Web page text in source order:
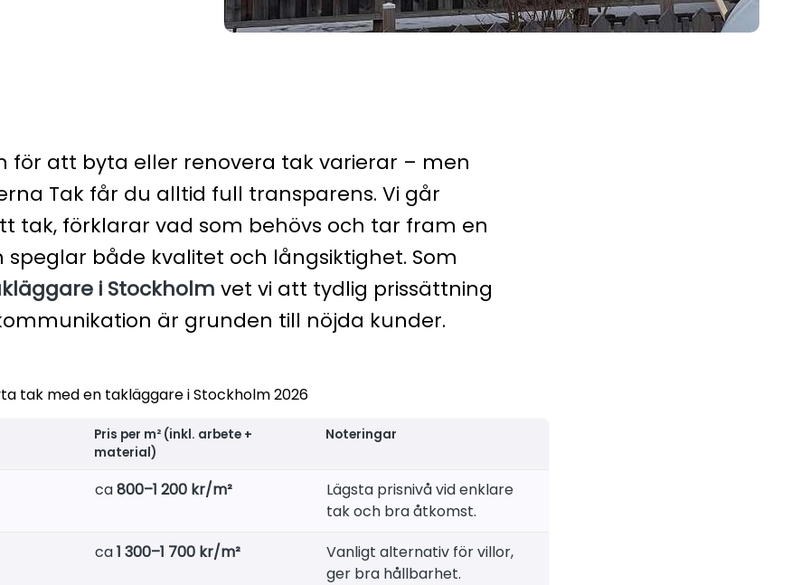
för att byta eller renovera tak varierar – men
Tak får du alltid full transparens. Vi går
tak, förklarar vad som behövs och tar fram en
speglar både kvalitet och långsiktighet. Som
i Stockholm vet vi att tydlig prissättning
är grunden till nöjda kunder.
tak med en takläggare i Stockholm 2026
Pris per m² (inkl. arbete +
material)
Noteringar
ca800–1 200 kr/m²
Lägsta prisnivå vid enklare
tak och bra åtkomst.
ca1 300–1 700 kr/m²
Vanligt alternativ för villor,
ger bra hållbarhet.